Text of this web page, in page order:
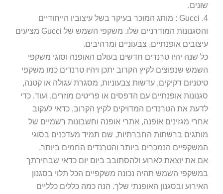
שונים.
‏4. Gucci : מותג המוכר בעיקר בשל עיצוביו הייחודיים
והסגנונות המודרניים שלו. משקפי השמש של Gucci מציעים
עיצובים אופנתיים, צבעוניים ומרהיבים.
כל שנה יהיו טרנדים חדשים בעולם האופנה וסוגי משקפי
השמש שנפוצים לקיץ הקרוב יתכן ויהיו טרנדים כמו משקפי
טיטניום דקיקים, עדשות צבעוניות, מסגרת עגולה או קטנה,
סגנונות אופנתיים עם הדפסים או פריטים מוזרים, ועוד. כדי
לדעת את הטרנדים המדויקים לקיץ הקרוב, כדאי לעקוב
אחרי מגזינים אופנה, אתרי אופנה וחשבונות רשמיים של
מותגים ברשתות החברתיות, שם תמיד מעדכנים בסוגי
המשקפיים הנמכרים ביותר והטרנדים החמים ביותר.
אם את יוצאת לארוע ולהסתובב ביום יום כדאי שבחירתך
במשקפי השמש תהיה נכונה משקפיים הכל תלוי בסגנון
האירוע ובסגנון האופנתי שלך. הנה כמה כללים כלליים